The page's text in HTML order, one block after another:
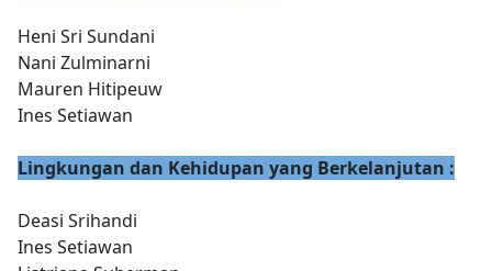
Heni Sri Sundani
Nani Zulminarni
Mauren Hitipeuw
Ines Setiawan
Lingkungan dan Kehidupan yang Berkelanjutan :
Deasi Srihandi
Ines Setiawan